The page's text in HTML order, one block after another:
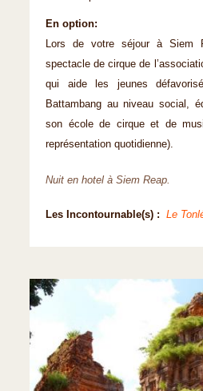
En option:
Lors de votre séjour à Siem
spectacle de cirque de
qui aide les jeunes
Battambang au niveau social,
son école de cirque et de
représentation quotidienne).
Nuit en hotel à Siem Reap.
Les Incontournable(s) : Le